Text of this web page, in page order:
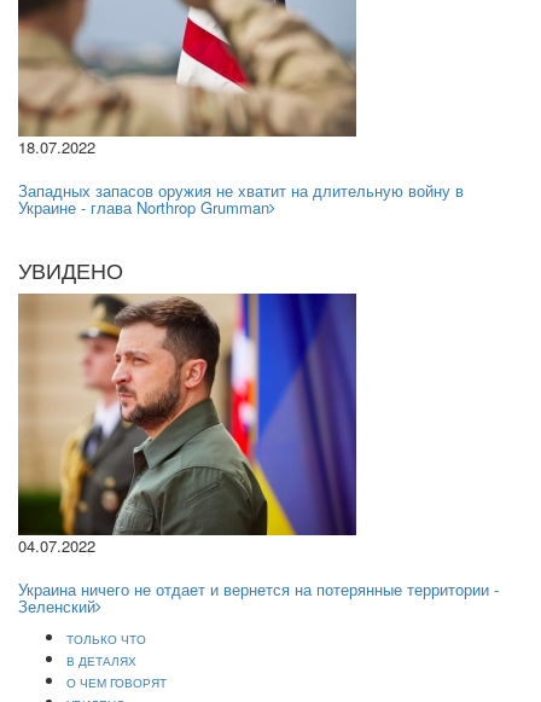
18.07.2022
Западных запасов оружия не хватит на длительную войну в
Украине - глава Northrop Grumman
УВИДЕНО
04.07.2022
Украина ничего не отдает и вернется на потерянные территории -
Зеленский
ТОЛЬКО ЧТО
В ДЕТАЛЯХ
О ЧЕМ ГОВОРЯТ